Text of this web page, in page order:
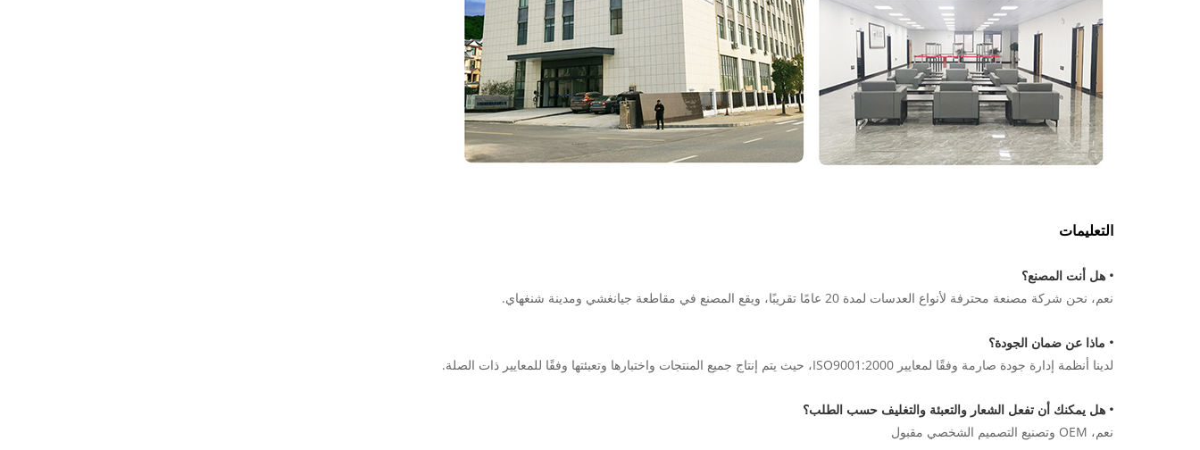
التعليمات
• هل أنت المصنع؟
نعم، نحن شركة مصنعة محترفة لأنواع العدسات لمدة 20 عامًا تقريبًا، ويقع المصنع في مقاطعة جيانغشي ومدينة شنغهاي.
• ماذا عن ضمان الجودة؟
لدينا أنظمة إدارة جودة صارمة وفقًا لمعايير ISO9001:2000، حيث يتم إنتاج جميع المنتجات واختبارها وتعبئتها وفقًا للمعايير ذات الصلة.
• هل يمكنك أن تفعل الشعار والتعبئة والتغليف حسب الطلب؟
نعم، OEM وتصنيع التصميم الشخصي مقبول